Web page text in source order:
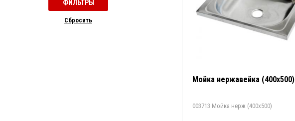
Cбросить
Мойка нержавейка (400х500)
003713 Мойка нерж (400х500)